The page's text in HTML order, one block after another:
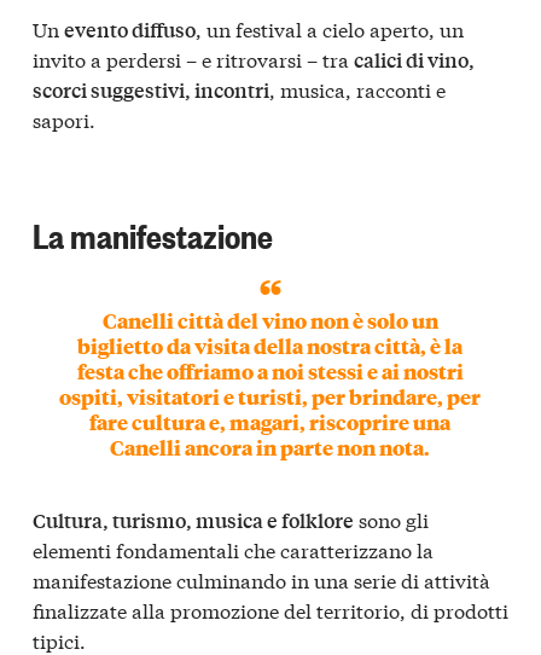
Un evento diffuso, un festival a cielo aperto, un
invito a perdersi – e ritrovarsi – tra calici di vino,
scorci suggestivi, incontri, musica, racconti e
sapori.
La manifestazione
Canelli città del vino non è solo un
biglietto da visita della nostra città, è la
festa che offriamo a noi stessi e ai nostri
ospiti, visitatori e turisti, per brindare, per
fare cultura e, magari, riscoprire una
Canelli ancora in parte non nota.
Cultura, turismo, musica e folklore sono gli
elementi fondamentali che caratterizzano la
manifestazione culminando in una serie di attività
finalizzate alla promozione del territorio, di prodotti
tipici.